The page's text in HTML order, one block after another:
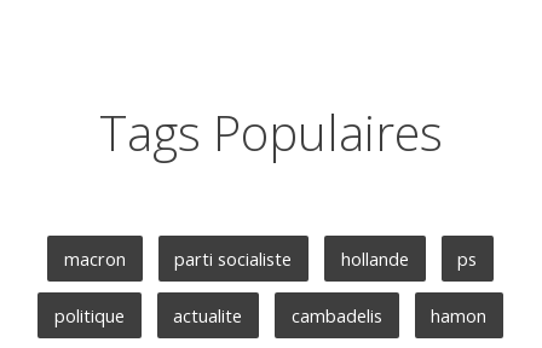
Tags Populaires
macron parti socialiste hollande ps
politique actualite cambadelis hamon